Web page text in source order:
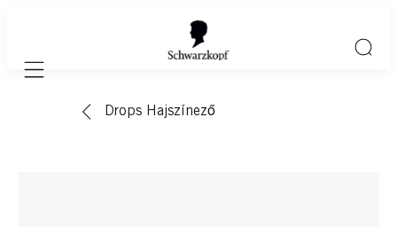
Mobile navigation
Drops Hajszínező